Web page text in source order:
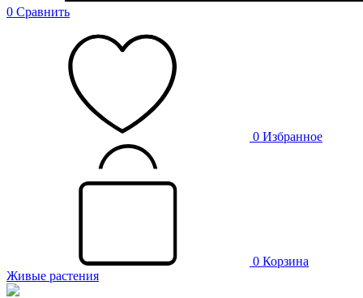
0 Сравнить
0 Избранное
0 Корзина
Живые растения